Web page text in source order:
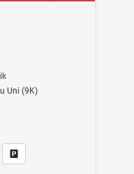
Uni (9K)
an (PDF)
Fahrzeug parken